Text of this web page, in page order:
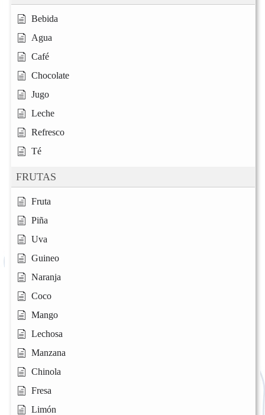
Bebida
Agua
Café
Chocolate
Jugo
Leche
Refresco
Té
FRUTAS
Fruta
Piña
Uva
Guineo
Naranja
Coco
Mango
Lechosa
Manzana
Chinola
Fresa
Limón